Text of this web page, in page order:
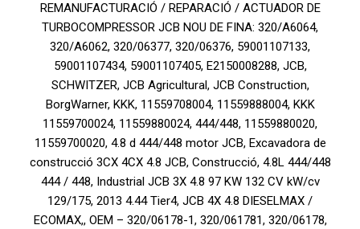
REMANUFACTURACIÓ / REPARACIÓ / ACTUADOR DE
TURBOCOMPRESSOR JCB NOU DE FINA: 320/A6064,
320/A6062, 320/06377, 320/06376, 59001107133,
59001107434, 59001107405, E2150008288, JCB,
SCHWITZER, JCB Agricultural, JCB Construction,
BorgWarner, KKK, 11559708004, 11559888004, KKK
11559700024, 11559880024, 444/448, 11559880020,
11559700020, 4.8 d 444/448 motor JCB, Excavadora de
construcció 3CX 4CX 4.8 JCB, Construcció, 4.8L 444/448
444 / 448, Industrial JCB 3X 4.8 97 KW 132 CV kW/cv
129/175, 2013 4.44 Tier4, JCB 4X 4.8 DIESELMAX /
ECOMAX,, OEM – 320/06178-1, 320/061781, 320/06178,